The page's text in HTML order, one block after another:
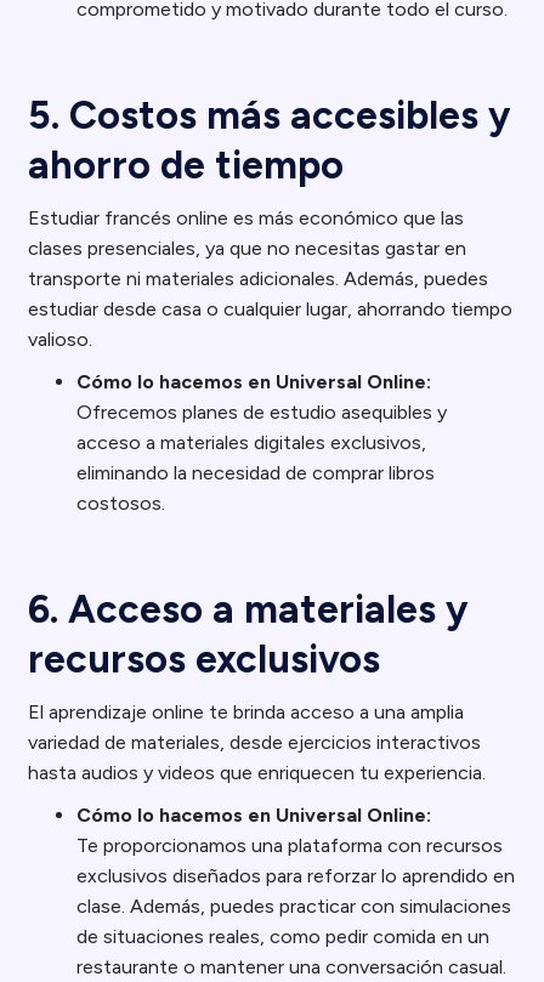
comprometido y motivado durante todo el curso.
5. Costos más accesibles y
ahorro de tiempo
Estudiar francés online es más económico que las
clases presenciales, ya que no necesitas gastar en
transporte ni materiales adicionales. Además, puedes
estudiar desde casa o cualquier lugar, ahorrando tiempo
valioso.
Cómo lo hacemos en Universal Online:
Ofrecemos planes de estudio asequibles y
acceso a materiales digitales exclusivos,
eliminando la necesidad de comprar libros
costosos.
6. Acceso a materiales y
recursos exclusivos
El aprendizaje online te brinda acceso a una amplia
variedad de materiales, desde ejercicios interactivos
hasta audios y videos que enriquecen tu experiencia.
Cómo lo hacemos en Universal Online:
Te proporcionamos una plataforma con recursos
exclusivos diseñados para reforzar lo aprendido en
clase. Además, puedes practicar con simulaciones
de situaciones reales, como pedir comida en un
restaurante o mantener una conversación casual.